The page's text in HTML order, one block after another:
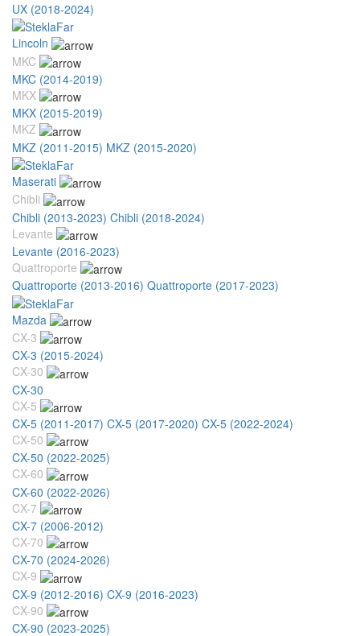
UX (2018-2024)
Lincoln
MKC
MKC (2014-2019)
MKX
MKX (2015-2019)
MKZ
MKZ (2011-2015) MKZ (2015-2020)
Maserati
Chibli
Chibli (2013-2023) Chibli (2018-2024)
Levante
Levante (2016-2023)
Quattroporte
Quattroporte (2013-2016) Quattroporte (2017-2023)
Mazda
CX-3
CX-3 (2015-2024)
CX-30
CX-30
CX-5
CX-5 (2011-2017) CX-5 (2017-2020) CX-5 (2022-2024)
CX-50
CX-50 (2022-2025)
CX-60
CX-60 (2022-2026)
CX-7
CX-7 (2006-2012)
CX-70
CX-70 (2024-2026)
CX-9
CX-9 (2012-2016) CX-9 (2016-2023)
CX-90
CX-90 (2023-2025)